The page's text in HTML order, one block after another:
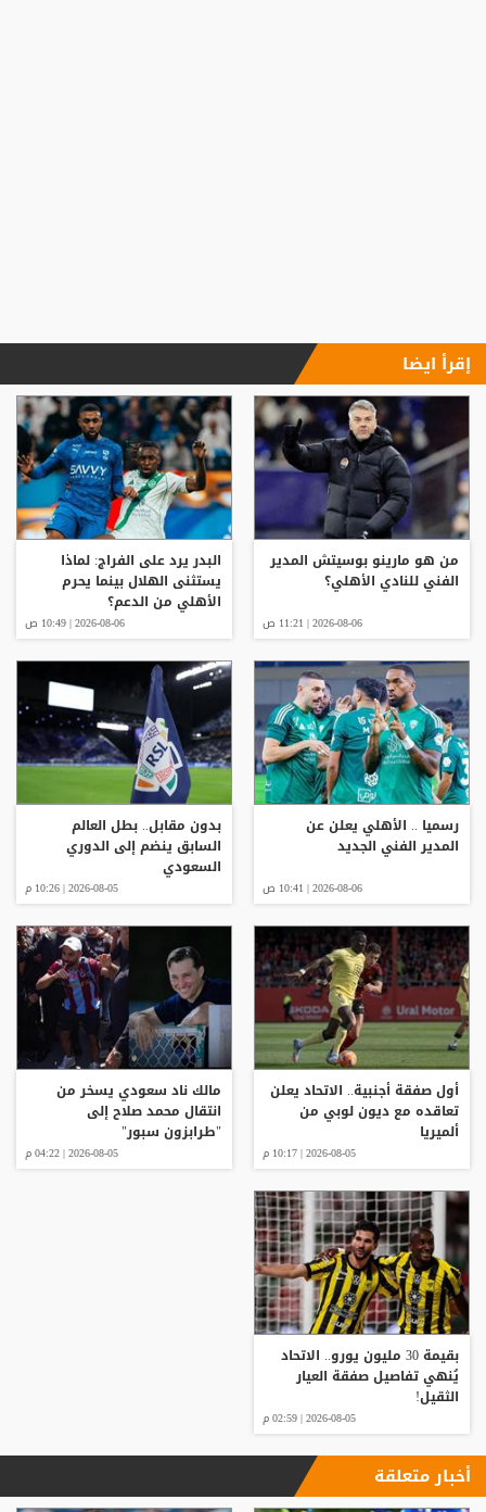
إقرأ ايضا
من هو مارينو بوسيتش المدير
الفني للنادي الأهلي؟
2026-08-06 | 11:21 ص
البدر يرد على الفراج: لماذا
يستثنى الهلال بينما يحرم
الأهلي من الدعم؟
2026-08-06 | 10:49 ص
رسميا .. الأهلي يعلن عن
المدير الفني الجديد
2026-08-06 | 10:41 ص
بدون مقابل.. بطل العالم
السابق ينضم إلى الدوري
السعودي
2026-08-05 | 10:26 م
أول صفقة أجنبية.. الاتحاد يعلن
تعاقده مع ديون لوبي من
ألميريا
2026-08-05 | 10:17 م
مالك ناد سعودي يسخر من
انتقال محمد صلاح إلى
"طرابزون سبور"
2026-08-05 | 04:22 م
بقيمة 30 مليون يورو.. الاتحاد
يُنهي تفاصيل صفقة العيار
الثقيل!
2026-08-05 | 02:59 م
أخبار متعلقة